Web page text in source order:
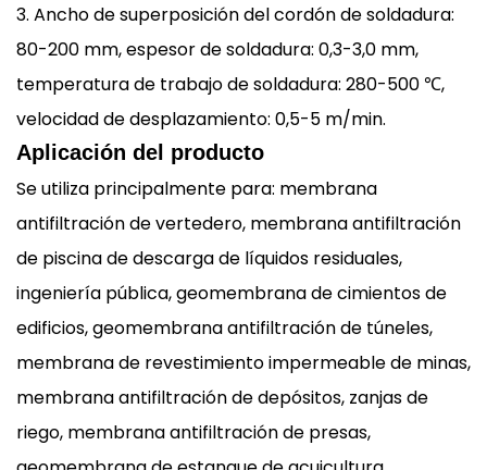
3. Ancho de superposición del cordón de soldadura:
80-200 mm, espesor de soldadura: 0,3-3,0 mm,
temperatura de trabajo de soldadura: 280-500 ℃,
velocidad de desplazamiento: 0,5-5 m/min.
Aplicación del producto
Se utiliza principalmente para: membrana
antifiltración de vertedero, membrana antifiltración
de piscina de descarga de líquidos residuales,
ingeniería pública, geomembrana de cimientos de
edificios, geomembrana antifiltración de túneles,
membrana de revestimiento impermeable de minas,
membrana antifiltración de depósitos, zanjas de
riego, membrana antifiltración de presas,